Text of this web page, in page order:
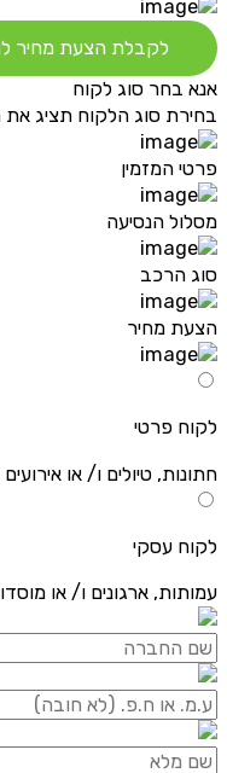
לקבלת הצעת מחיר
אנא בחר סוג לקוח
בחירת סוג הלקוח תציג את
פרטי המזמין
מסלול הנסיעה
סוג הרכב
הצעת מחיר
לקוח פרטי
חתונות, טיולים ו/ או
לקוח עסקי
עמותות, ארגונים ו/ או